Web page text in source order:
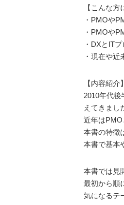
【こんな方
・PMOや
・PMOや
・DXとIT
・現在や
【内容紹介】
2010年代
えてきまし
近年はPMO
本書の特徴
本書で基本
本書では見
最初から順
気になるテ